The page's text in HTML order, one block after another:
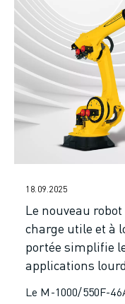
SUPPORT TECHNIQUE À
PIÈCES DE RECHANGE
REMISE À NEUF
OUTILS DE SERVICE
CENTRE DE
FORMATION ET ÉDUCATION
FANUC ACADEMY
SOLUTIONS POUR LES
ÉVÉNEMENTS ÉDUCATIFS
ACTUALITÉS ET MÉDIAS
ACTUALITÉS ET MÉDIAS
EVÉNEMENTS
ÉVÉNEMENTS ÉDUCATIFS
A PROPOS DE FANUC
18.09.2025
Le nouveau robot
charge utile et à
portée simplifie
applications
Le M-1000/550F-